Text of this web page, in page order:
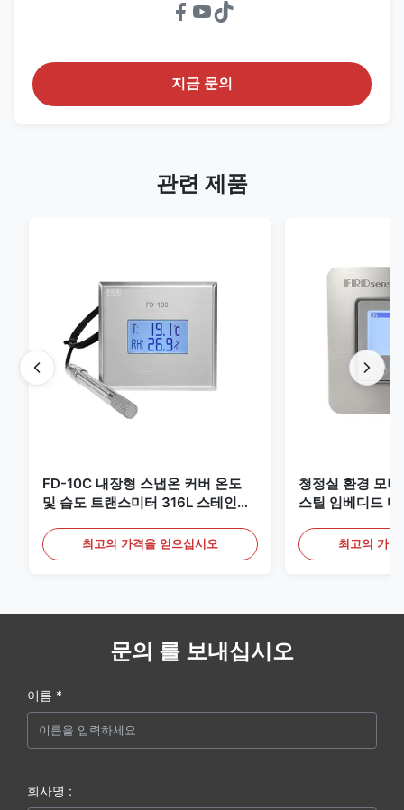
지금 문의
관련 제품
FD-10C 내장형 스냅온 커버 온도
및 습도 트랜스미터 316L 스테인리
최고의 가격을 얻으십시오
청정실 환경 모
스틸 임베디드
최고의 가
문의 를 보내십시오
이름 *
회사명 :